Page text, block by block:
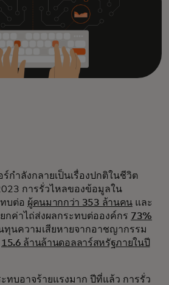
กำลังกลายเป็นเรื่องปกติในชีวิต
การรั่วไหลของข้อมูลใน
บต่อ ผู้คนมากกว่า 353 ล้านคนและ
กค่าไถ่ส่งผลกระทบต่อองค์กร 73%
นความเสียหายจากอาชญากรรม
15.6 ล้านล้านดอลลาร์สหรัฐภายในปี
ทบอาจร้ายแรงมาก ปีที่แล้ว การรั่ว